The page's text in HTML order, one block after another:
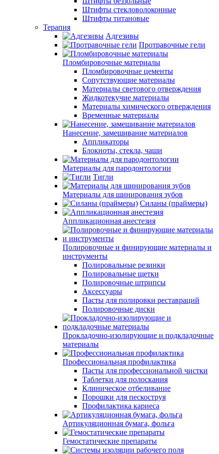
Штифты стекловолоконные
Штифты титановые
Терапия
Адгезивы
Протравочные гели
Пломбировочные материалы
Пломбировочные цементы
Сопутствующие материалы
Материалы светового отверждения
Жидкотекучие материалы
Материалы химического отверждения
Временные материалы
Нанесение, замешивание материалов
Аппликаторы
Блокноты, стекла, чаши
Материалы для пародонтологии
Тигли
Материалы для шинирования зубов
Силаны (праймеры)
Аппликационная анестезия
Полировочные и финирующие материалы и
инструменты
Полировальные резинки
Полировальные щетки
Полировочные штрипсы
Аксессуары
Пасты для полировки реставраций
Полировочные диски
Прокладочно-изолирующие и подкладочные
материалы
Профессиональная профилактика
Пасты для профессиональной чистки
Таблетки для полоскания
Клиническое отбеливание
Порошки для пескоструя
Профилактика кариеса
Артикуляционная бумага, фольга
Гемостатические препараты